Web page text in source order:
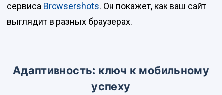
сервиса Browsershots. Он покажет, как ваш сайт
выглядит в разных браузерах.
Адаптивность: ключ к мобильному
успеху